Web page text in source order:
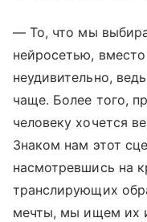
— То, что мы
нейросетью,
неудивительно,
чаще. Более того,
человеку хочется
Знаком нам этот
насмотревшись на
транслирующих
мечты, мы ищем их